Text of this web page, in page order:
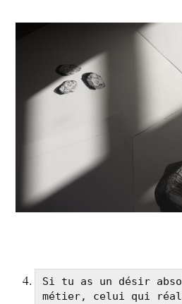
Si tu as un désir
métier, celui qui